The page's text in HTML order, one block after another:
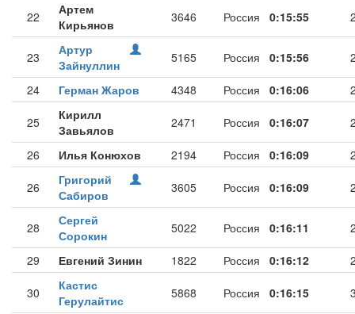
22
Артем
Кирьянов
3646 Россия 0:15:55
23
Артур
Зайнуллин
5165 Россия 0:15:56
24 Герман Жаров 4348 Россия 0:16:06
25
Кирилл
Завьялов
2471 Россия 0:16:07
26 Илья Конюхов 2194 Россия 0:16:09
26
Григорий
Сабиров
3605 Россия 0:16:09
28
Сергей
Сорокин
5022 Россия 0:16:11
29 Евгений Зинин 1822 Россия 0:16:12
30
Кастис
Герулайтис
5868 Россия 0:16:15